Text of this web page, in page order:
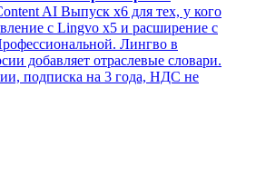
AI Выпуск x6 для тех, у кого
с Lingvo x5 и расширение с
Лингво в
добавляет отраслевые словари.
подписка на 3 года, НДС не